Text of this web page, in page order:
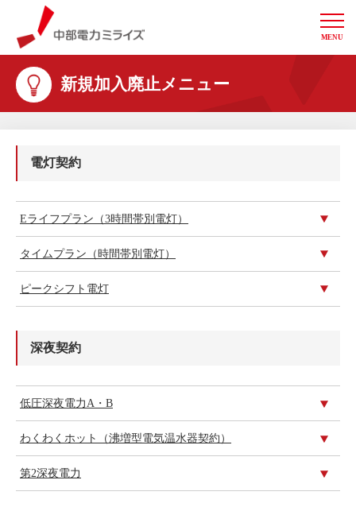
中部電力ミライズ
MENU
新規加入廃止メニュー
電灯契約
Eライフプラン（3時間帯別電灯）
タイムプラン（時間帯別電灯）
ピークシフト電灯
深夜契約
低圧深夜電力A・B
わくわくホット（沸増型電気温水器契約）
第2深夜電力